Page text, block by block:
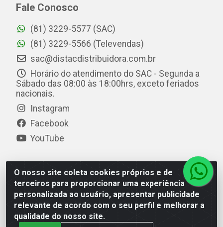
O nosso site coleta cookies próprios e de
terceiros para proporcionar uma experiência
personalizada ao usuário, apresentar publicidade
relevante de acordo com o seu perfil e melhorar a
qualidade do nosso site.
Fale Conosco
(81) 3229-5577 (SAC)
(81) 3229-5566 (Televendas)
sac@distacdistribuidora.com.br
Horário do atendimento do SAC - Segunda a
Sábado das 08:00 às 18:00hrs, exceto feriados
nacionais.
Instagram
Facebook
YouTube
Distac Distribuidora - Av. Durval de Góes Monteiro, 7049
- Jardim Petrópolis - Maceió/AL - CEP 57061-000 - CNPJ
08.072.649/0001-20